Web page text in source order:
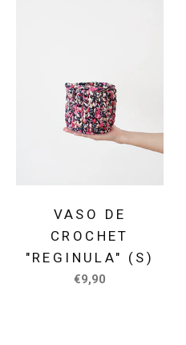
VASO DE
CROCHET
"REGINULA" (S)
€9,90